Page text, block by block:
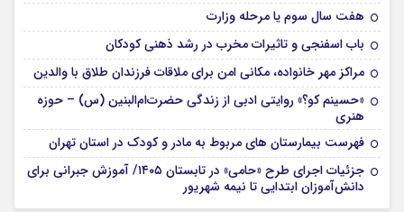
هفت سال سوم یا مرحله وزارت
باب اسفنجی و تاثیرات مخرب در رشد ذهنی کودکان
مراکز مهر خانواده، مکانی امن برای ملاقات فرزندان طلاق با والدین
«حسینم کو؟» روایتی ادبی از زندگی حضرت‌ام‌البنین (س) – حوزه
هنری
فهرست بیمارستان های مربوط به مادر و کودک در استان تهران
جزئیات اجرای طرح «حامی» در تابستان ۱۴۰۵/ آموزش جبرانی برای
دانش‌آموزان ابتدایی تا نیمه شهریور